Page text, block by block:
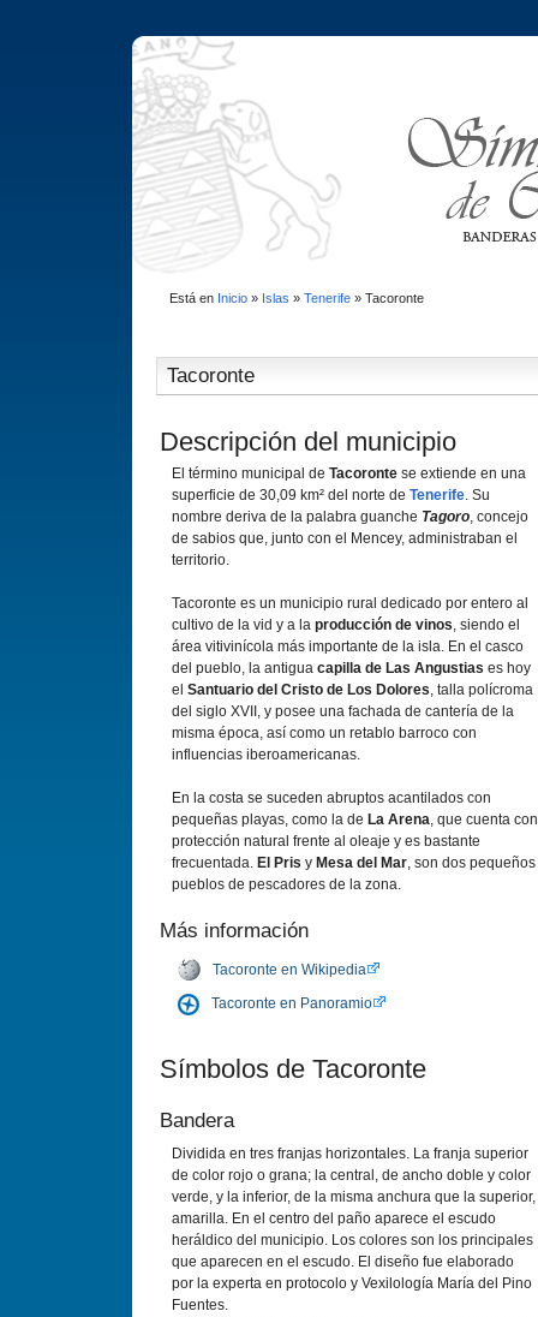
Está en Inicio» Islas » Tenerife» Tacoronte
Tacoronte
Descripción del municipio
El término municipal de Tacoronte se extiende en una
superficie de 30,09 km² del norte de Tenerife. Su
nombre deriva de la palabra guanche Tagoro, concejo
de sabios que, junto con el Mencey, administraban el
territorio.
Tacoronte es un municipio rural dedicado por entero al
cultivo de la vid y a la producción de vinos, siendo el
área vitiviní­cola más importante de la isla. En el casco
del pueblo, la antigua capilla de Las Angustias es hoy
el Santuario del Cristo de Los Dolores, talla polí­croma
del siglo XVII, y posee una fachada de canterí­a de la
misma época, así­ como un retablo barroco con
influencias iberoamericanas.
En la costa se suceden abruptos acantilados con
pequeñas playas, como la de La Arena, que cuenta con
protección natural frente al oleaje y es bastante
frecuentada. El Pris y Mesa del Mar, son dos pequeños
pueblos de pescadores de la zona.
Más información
Tacoronte en Wikipedia
Tacoronte en Panoramio
Sí­mbolos de Tacoronte
Bandera
Dividida en tres franjas horizontales. La franja superior
de color rojo o grana; la central, de ancho doble y color
verde, y la inferior, de la misma anchura que la superior,
amarilla. En el centro del paño aparece el escudo
heráldico del municipio. Los colores son los principales
que aparecen en el escudo. El diseño fue elaborado
por la experta en protocolo y Vexilologí­a Marí­a del Pino
Fuentes.